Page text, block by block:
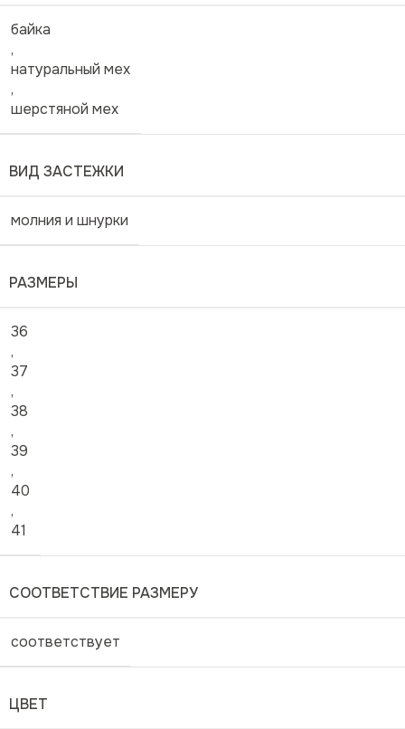
байка
,
натуральный мех
,
шерстяной мех
ВИД ЗАСТЕЖКИ
молния и шнурки
РАЗМЕРЫ
36
,
37
,
38
,
39
,
40
,
41
СООТВЕТСТВИЕ РАЗМЕРУ
соответствует
ЦВЕТ